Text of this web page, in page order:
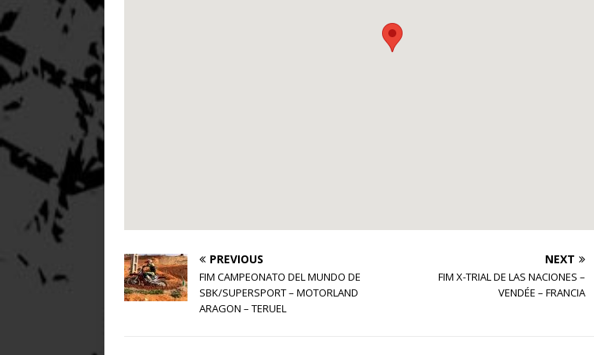
PREVIOUS
FIM CAMPEONATO DEL MUNDO DE
SBK/SUPERSPORT – MOTORLAND
ARAGON – TERUEL
NEXT
FIM X-TRIAL DE LAS NACIONES –
VENDÉE – FRANCIA